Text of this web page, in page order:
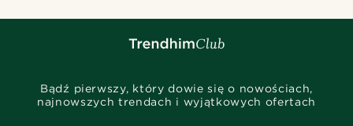
Bądź pierwszy, który dowie się o nowościach,
najnowszych trendach i wyjątkowych ofertach